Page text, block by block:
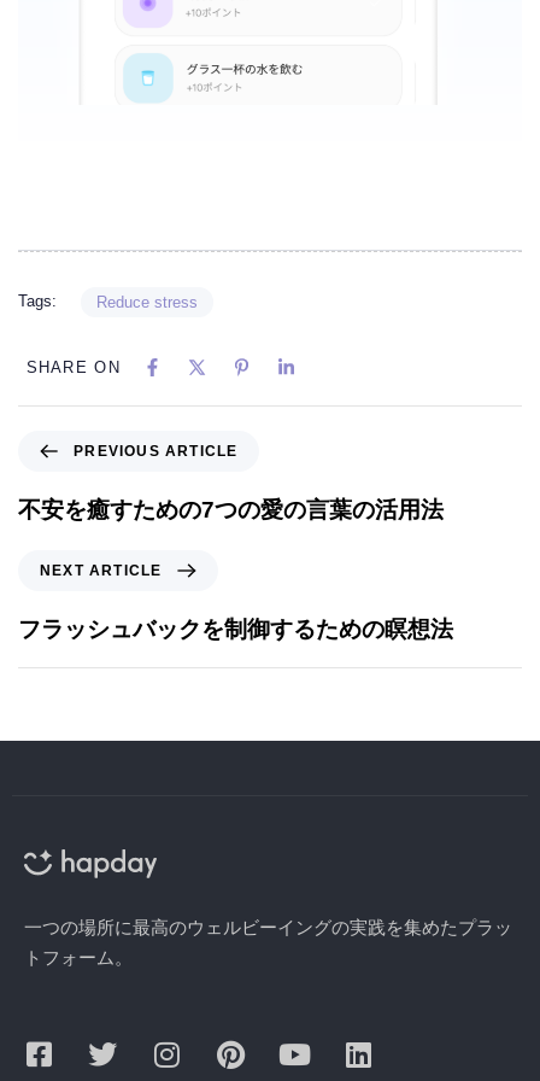
Tags: Reduce stress
SHARE ON
PREVIOUS ARTICLE
不安を癒すための7つの愛の言葉の活用法
NEXT ARTICLE
フラッシュバックを制御するための瞑想法
一つの場所に最高のウェルビーイングの実践を集めたプラッ
トフォーム。